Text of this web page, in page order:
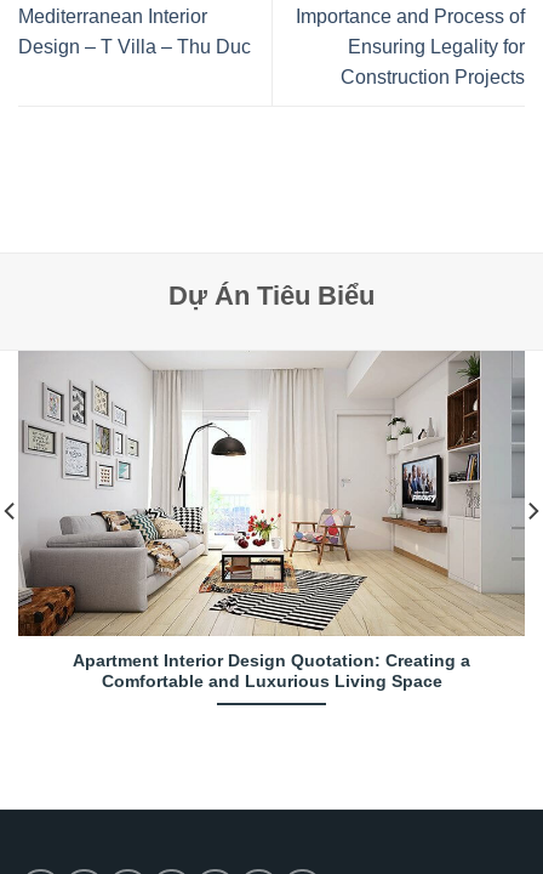
Mediterranean Interior
Design – T Villa – Thu Duc
Importance and Process of
Ensuring Legality for
Construction Projects
Dự Án Tiêu Biểu
Apartment Interior Design Quotation: Creating a
Comfortable and Luxurious Living Space